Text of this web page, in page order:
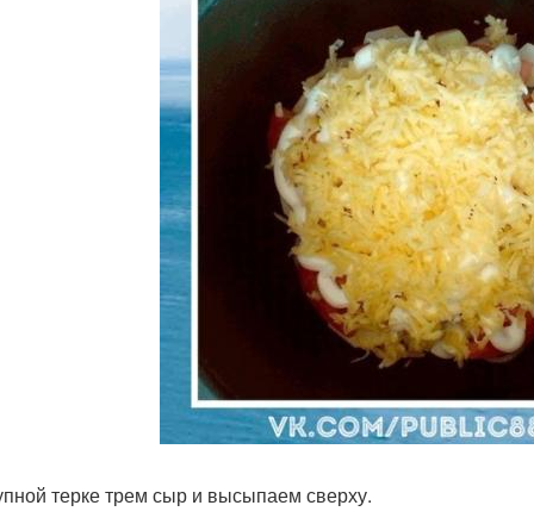
терке трем сыр и высыпаем сверху.